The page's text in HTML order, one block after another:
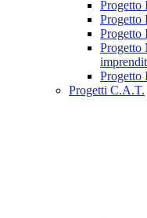
Progetto
Progetto
Progetto
Progetto
Progetto
Progetti C.A.T.